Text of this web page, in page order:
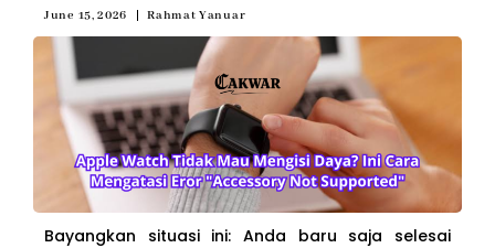
June 15, 2026 Rahmat Yanuar
Bayangkan situasi ini: Anda baru saja selesai